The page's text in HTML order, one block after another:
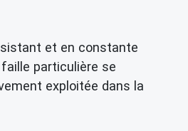
et en constante
particulière se
exploitée dans la